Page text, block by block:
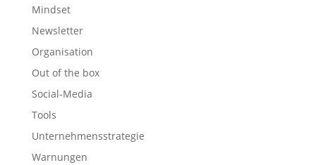
Mindset
Newsletter
Organisation
Out of the box
Social-Media
Tools
Unternehmensstrategie
Warnungen